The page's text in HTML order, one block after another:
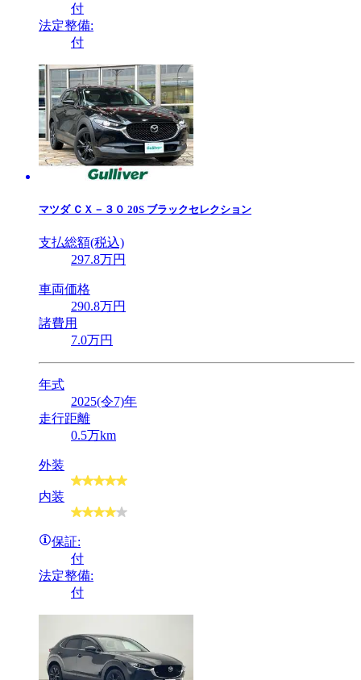
付
法定整備:
付
マツダ ＣＸ－３０ 20S ブラックセレクション
支払総額(税込)
297.8万円
車両価格
290.8万円
諸費用
7.0万円
年式
2025(令7)年
走行距離
0.5万km
外装
内装
保証:
付
法定整備:
付